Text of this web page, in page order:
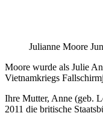
Julianne Moore
Moore wurde als Julie
Vietnamkriegs
Ihre Mutter, Anne (geb.
2011 die britische